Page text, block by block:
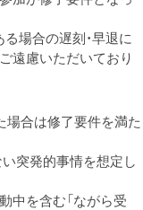
場合の遅刻・早退に
遠慮いただいており
場合は修了要件を満た
突発的事情を想定し
中を含む「ながら受